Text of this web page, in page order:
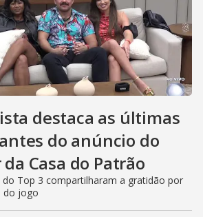
destaca as últimas
do anúncio do
Casa do Patrão
do Top 3 compartilharam a gratidão por
do jogo